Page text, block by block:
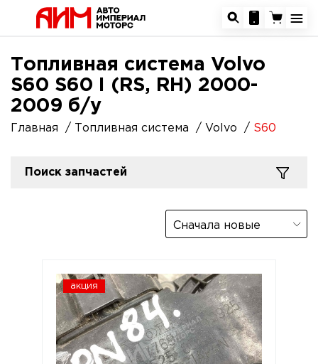
Топливная система Volvo
S60 S60 I (RS, RH) 2000-
2009 б/у
Главная Топливная система Volvo S60
Поиск запчастей
Сначала новые
акция